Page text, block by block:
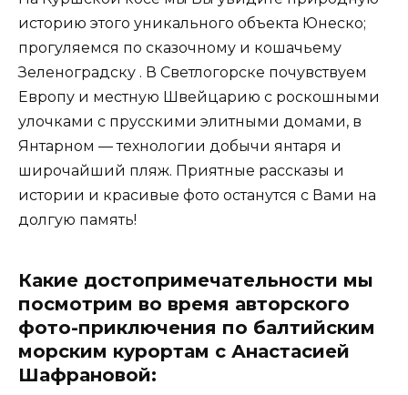
историю этого уникального объекта Юнеско;
прогуляемся по сказочному и кошачьему
Зеленоградску . В Светлогорске почувствуем
Европу и местную Швейцарию с роскошными
улочками с прусскими элитными домами, в
Янтарном — технологии добычи янтаря и
широчайший пляж. Приятные рассказы и
истории и красивые фото останутся с Вами на
долгую память!
Какие достопримечательности мы
посмотрим во время авторского
фото-приключения по балтийским
морским курортам с Анастасией
Шафрановой: